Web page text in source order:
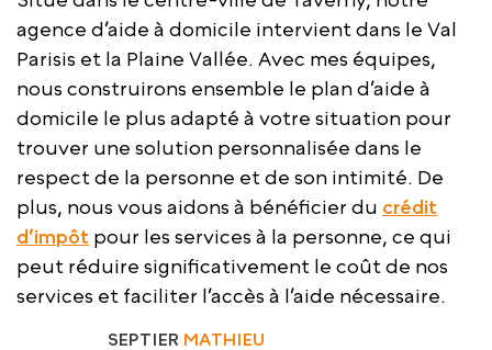
agence d’aide à domicile intervient dans le Val
Parisis et la Plaine Vallée. Avec mes équipes,
nous construirons ensemble le plan d’aide à
domicile le plus adapté à votre situation pour
trouver une solution personnalisée dans le
respect de la personne et de son intimité. De
plus, nous vous aidons à bénéficier du crédit
d’impôt pour les services à la personne, ce qui
peut réduire significativement le coût de nos
services et faciliter l’accès à l’aide nécessaire.
SEPTIER MATHIEU